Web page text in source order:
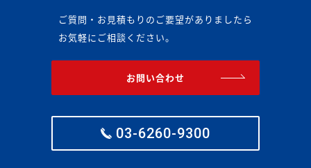
ご質問・お見積もりのご要望がありましたら
お気軽にご相談ください。
お問い合わせ
03-6260-9300